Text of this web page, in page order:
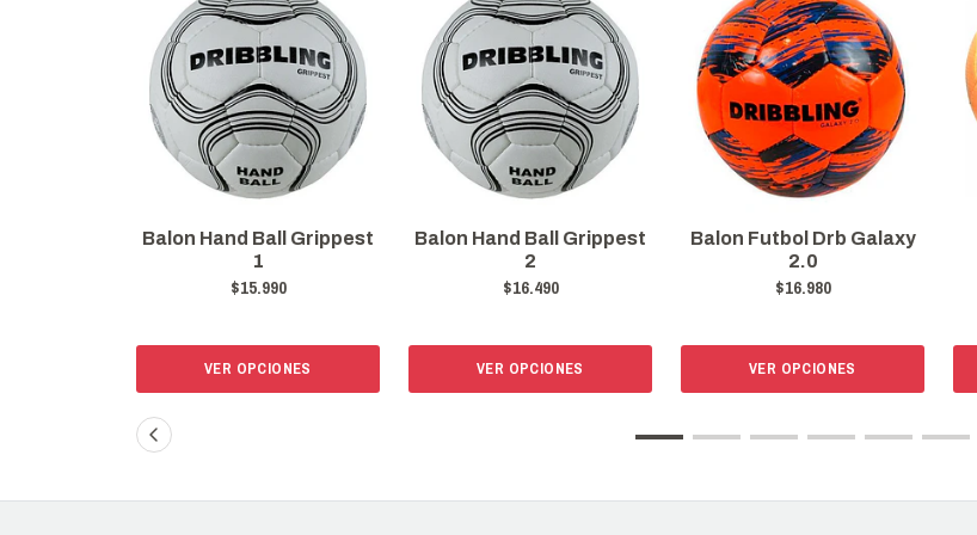
Balon Hand Ball Grippest
1
$15.990
VER OPCIONES
Balon Hand Ball Grippest
2
$16.490
VER OPCIONES
Balon Futbol Drb Galaxy
2.0
$16.980
VER OPCIONES